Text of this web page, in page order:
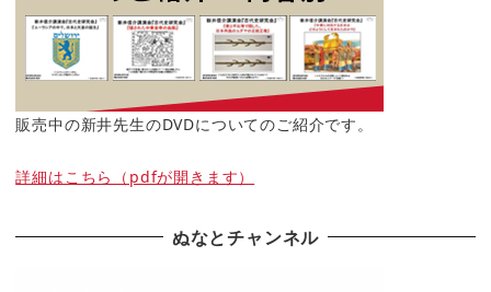
販売中の新井先生のDVDについてのご紹介です。
詳細はこちら（pdfが開きます）
ぬなとチャンネル